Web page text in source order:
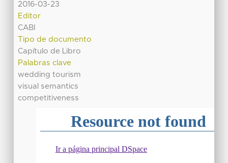
2016-03-23
Editor
CABI
Tipo de documento
Capítulo de Libro
Palabras clave
wedding tourism
visual semantics
competitiveness